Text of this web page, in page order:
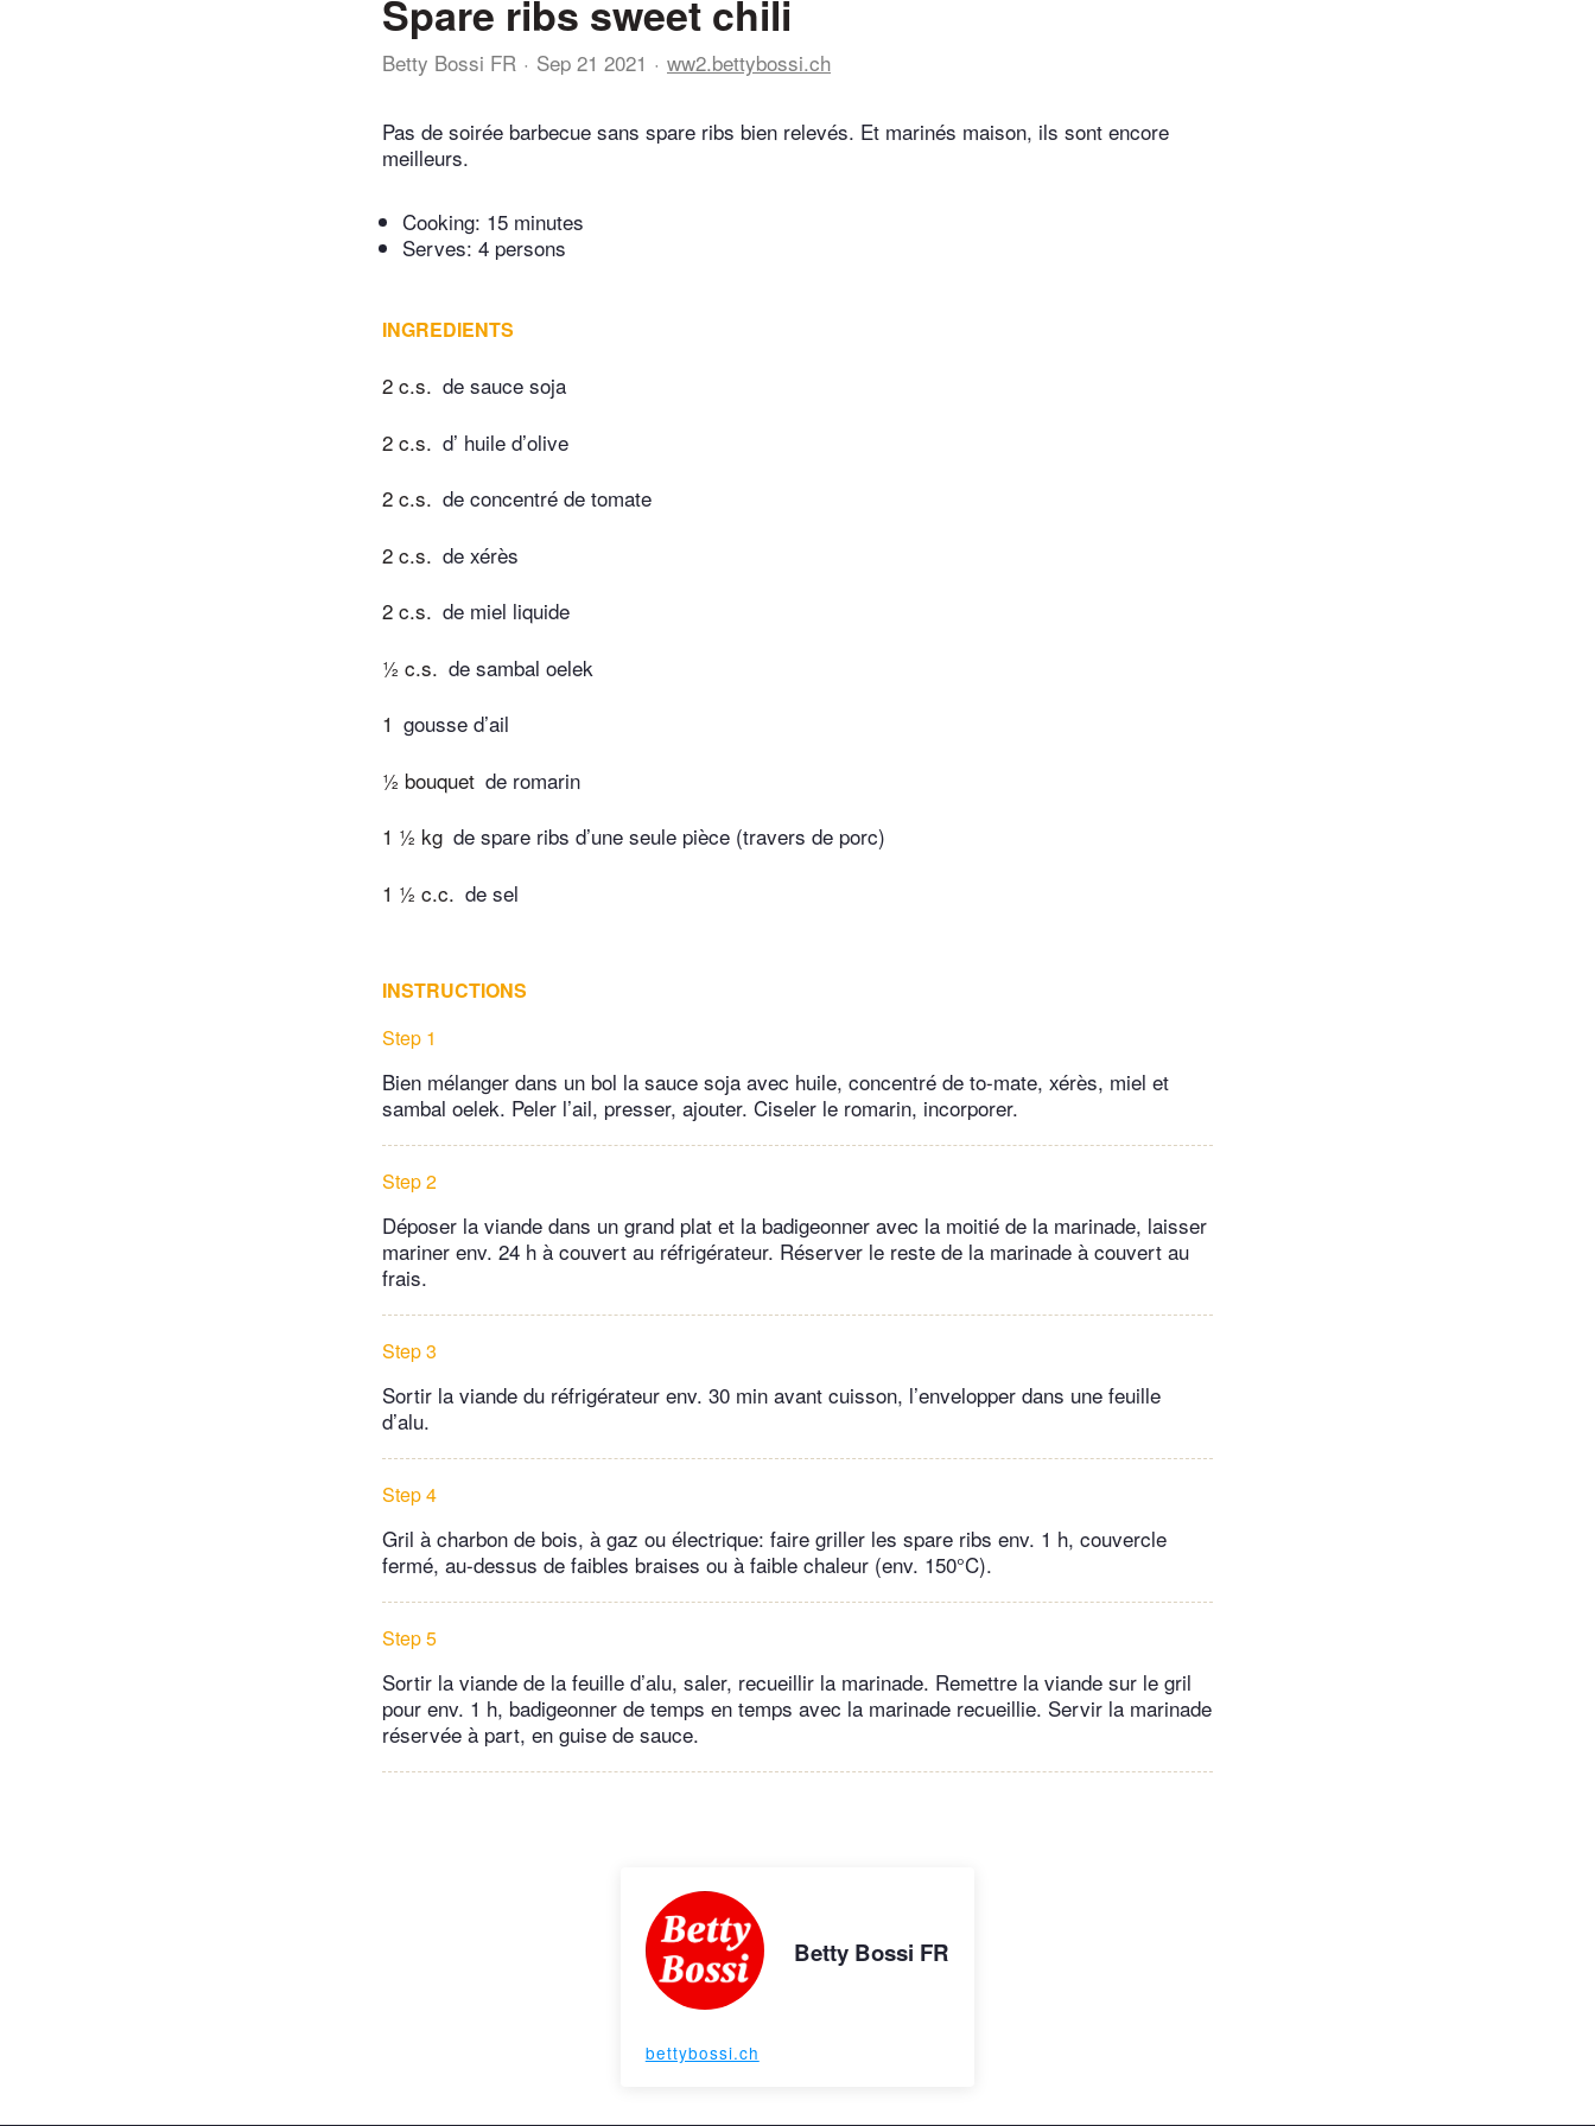
Spare ribs sweet chili
Betty Bossi FR Sep 21 2021 ww2.bettybossi.ch
Pas de soirée barbecue sans spare ribs bien relevés. Et marinés maison, ils sont encore
meilleurs.
Cooking: 15 minutes
Serves: 4 persons
INGREDIENTS
2 c.s. de sauce soja
2 c.s. d’ huile d’olive
2 c.s. de concentré de tomate
2 c.s. de xérès
2 c.s. de miel liquide
½ c.s. de sambal oelek
1 gousse d’ail
½ bouquet de romarin
1 ½ kg de spare ribs d’une seule pièce (travers de porc)
1 ½ c.c. de sel
INSTRUCTIONS
Step 1
Bien mélanger dans un bol la sauce soja avec huile, concentré de to­-mate, xérès, miel et
sambal oelek. Peler l’ail, presser, ajouter. Ciseler le romarin, incorporer.
Step 2
Déposer la viande dans un grand plat et la badigeonner avec la moitié de la marinade, laisser
mariner env. 24 h à couvert au réfrigérateur. Réserver le reste de la marinade à couvert au
frais.
Step 3
Sortir la viande du réfrigérateur env. 30 min avant cuisson, l’envelopper dans une feuille
d’alu.
Step 4
Gril à charbon de bois, à gaz ou électrique: faire griller les spare ribs env. 1 h, couvercle
fermé, au-dessus de faibles braises ou à faible chaleur (env. 150°C).
Step 5
Sortir la viande de la feuille d’alu, saler, recueillir la marinade. Remettre la viande sur le gril
pour env. 1 h, badigeonner de temps en temps avec la marinade recueillie. Servir la marinade
réservée à part, en guise de sauce.
Betty Bossi FR
bettybossi.ch